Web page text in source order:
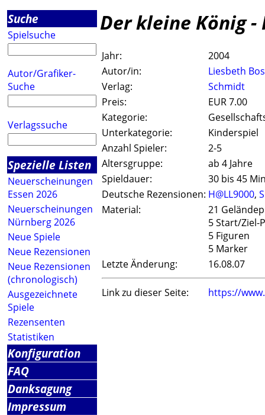
Suche
Spielsuche
Autor/Grafiker-
Suche
Verlagssuche
Spezielle Listen
Neuerscheinungen
Essen 2026
Neuerscheinungen
Nürnberg 2026
Neue Spiele
Neue Rezensionen
Neue Rezensionen
(chronologisch)
Ausgezeichnete
Spiele
Rezensenten
Statistiken
Konfiguration
FAQ
Danksagung
Impressum
Der kleine König -
Jahr:
2004
Autor/in:
Liesbeth Bos
Verlag:
Schmidt
Preis:
EUR 7.00
Kategorie:
Unterkategorie:
Kinderspiel
Anzahl Spieler:
2-5
Altersgruppe:
ab 4 Jahre
Spieldauer:
30 bis 45
Deutsche Rezensionen: H@LL9000,
Material:
21
5 Start/Ziel-
5 Figuren
5 Marker
Letzte Änderung:
16.08.07
Link zu dieser Seite: https://